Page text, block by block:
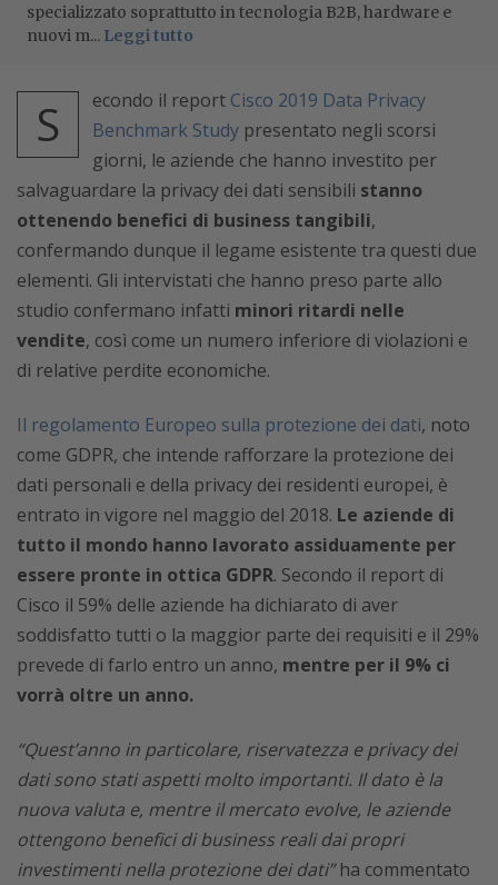
specializzato soprattutto in tecnologia B2B, hardware e
nuovi m... Leggi tutto
S econdo il report Cisco 2019 Data Privacy
Benchmark Study presentato negli scorsi
giorni, le aziende che hanno investito per
salvaguardare la privacy dei dati sensibili stanno
ottenendo benefici di business tangibili,
confermando dunque il legame esistente tra questi due
elementi. Gli intervistati che hanno preso parte allo
studio confermano infatti minori ritardi nelle
vendite, così come un numero inferiore di violazioni e
di relative perdite economiche.
Il regolamento Europeo sulla protezione dei dati, noto
come GDPR, che intende rafforzare la protezione dei
dati personali e della privacy dei residenti europei, è
entrato in vigore nel maggio del 2018. Le aziende di
tutto il mondo hanno lavorato assiduamente per
essere pronte in ottica GDPR. Secondo il report di
Cisco il 59% delle aziende ha dichiarato di aver
soddisfatto tutti o la maggior parte dei requisiti e il 29%
prevede di farlo entro un anno, mentre per il 9% ci
vorrà oltre un anno.
“Quest’anno in particolare, riservatezza e privacy dei
dati sono stati aspetti molto importanti. Il dato è la
nuova valuta e, mentre il mercato evolve, le aziende
ottengono benefici di business reali dai propri
investimenti nella protezione dei dati”ha commentato